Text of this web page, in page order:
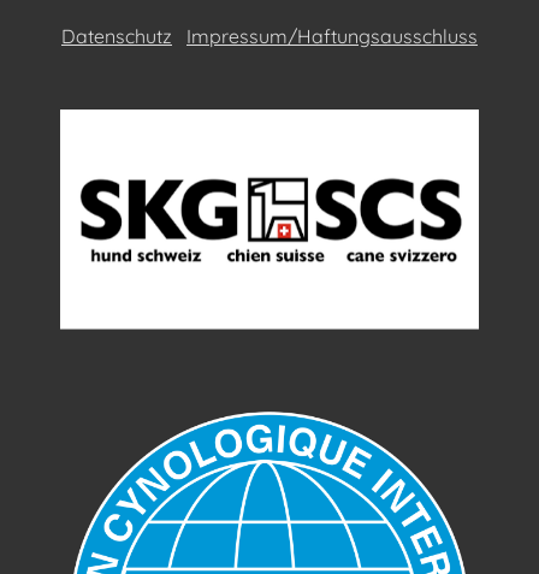
Datenschutz Impressum/Haftungsausschluss